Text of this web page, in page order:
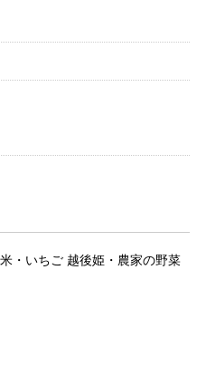
・いちご 越後姫・農家の野菜